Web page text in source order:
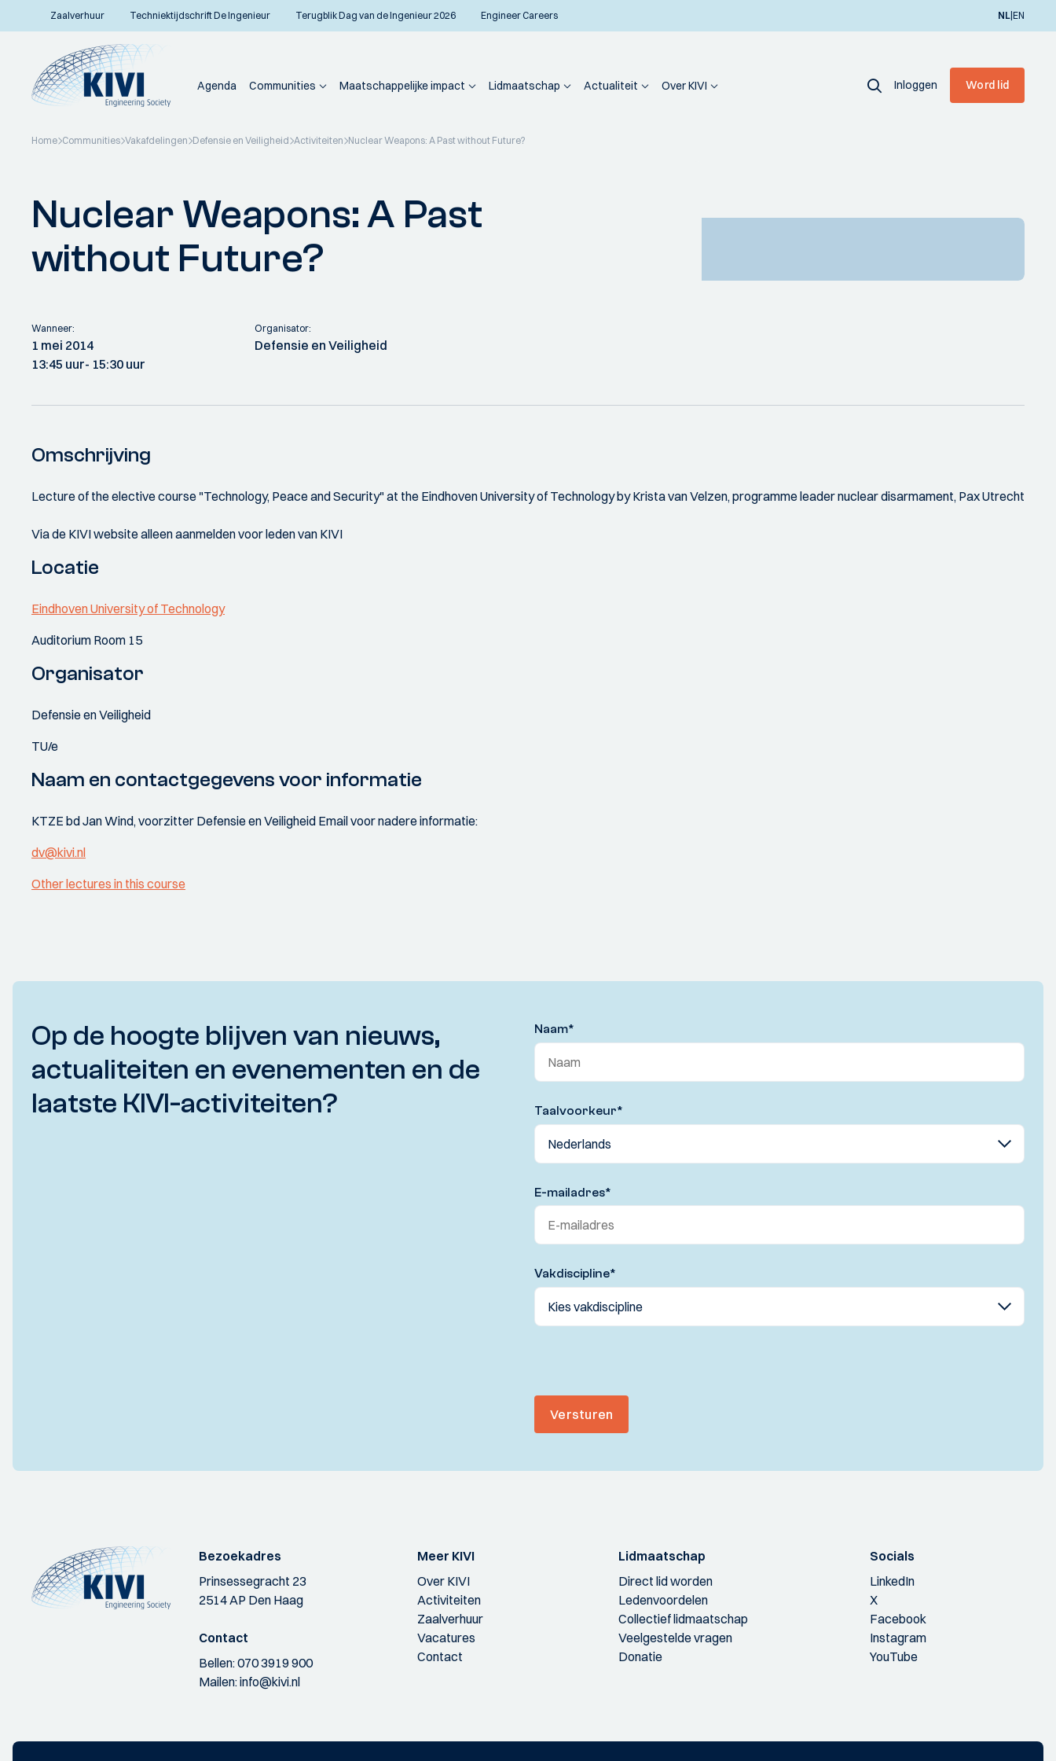
Zaalverhuur Techniektijdschrift De Ingenieur Terugblik Dag van de Ingenieur 2026 Engineer Careers NL|EN
Agenda Communities Maatschappelijke impact Lidmaatschap Actualiteit Over KIVI Inloggen Word lid
Home Communities Vakafdelingen Defensie en Veiligheid Activiteiten Nuclear Weapons: A Past without Future?
Nuclear Weapons: A Past
without Future?
Wanneer:
1 mei 2014
13:45 uur- 15:30 uur
Organisator:
Defensie en Veiligheid
Omschrijving
Lecture of the elective course "Technology, Peace and Security" at the Eindhoven University of Technology by Krista van Velzen, programme leader nuclear disarmament, Pax Utrecht
Via de KIVI website alleen aanmelden voor leden van KIVI
Locatie
Eindhoven University of Technology
Auditorium Room 15
Organisator
Defensie en Veiligheid
TU/e
Naam en contactgegevens voor informatie
KTZE bd Jan Wind, voorzitter Defensie en Veiligheid Email voor nadere informatie:
dv@kivi.nl
Other lectures in this course
Op de hoogte blijven van nieuws,
actualiteiten en evenementen en de
laatste KIVI-activiteiten?
Naam*
Taalvoorkeur*
E-mailadres*
Vakdiscipline*
Versturen
Bezoekadres
Prinsessegracht 23
2514 AP Den Haag
Contact
Bellen:070 3919 900
Mailen:info@kivi.nl
Meer KIVI
Over KIVI
Activiteiten
Zaalverhuur
Vacatures
Contact
Lidmaatschap
Direct lid worden
Ledenvoordelen
Collectief lidmaatschap
Veelgestelde vragen
Donatie
Socials
LinkedIn
X
Facebook
Instagram
YouTube